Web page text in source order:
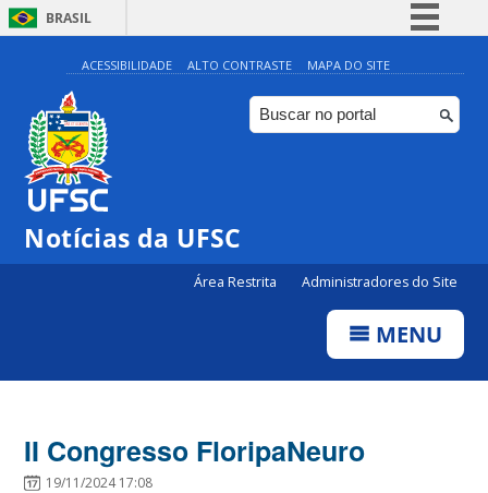
BRASIL
Simplifique!
Comunica BR
Participe
ACESSIBILIDADE ALTO CONTRASTE MAPA DO SITE
Notícias da UFSC
Área Restrita Administradores do Site
MENU
II Congresso FloripaNeuro
19/11/2024 17:08